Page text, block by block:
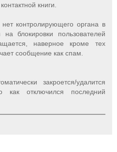
книги.
контролирующего органа в
блокировки пользователей
наверное кроме тех
сообщение как спам.
закроется/удалится
как отключился последний